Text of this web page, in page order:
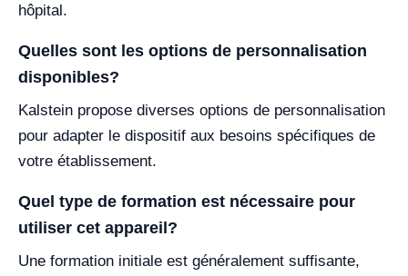
hôpital.
Quelles sont les options de personnalisation
disponibles?
Kalstein propose diverses options de personnalisation
pour adapter le dispositif aux besoins spécifiques de
votre établissement.
Quel type de formation est nécessaire pour
utiliser cet appareil?
Une formation initiale est généralement suffisante,